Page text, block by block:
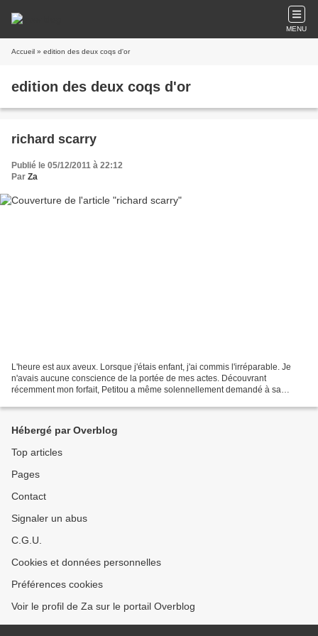
MENU
Accueil » edition des deux coqs d'or
edition des deux coqs d'or
richard scarry
Publié le 05/12/2011 à 22:12
Par Za
L'heure est aux aveux. Lorsque j'étais enfant, j'ai commis l'irréparable. Je
n'avais aucune conscience de la portée de mes actes. Découvrant
récemment mon forfait, Petitou a même solennellement demandé à sa
Hébergé par Overblog
Top articles
Pages
Contact
Signaler un abus
C.G.U.
Cookies et données personnelles
Préférences cookies
Voir le profil de Za sur le portail Overblog